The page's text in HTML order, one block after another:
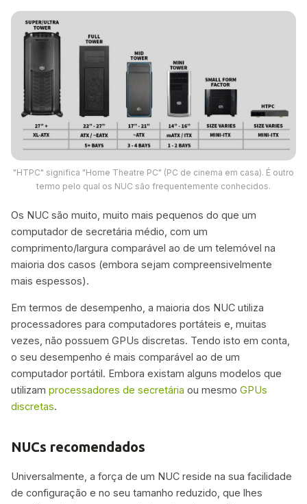
"HTPC" significa "Home Theatre PC" (PC de cinema em casa). É outro
termo pelo qual os NUC são frequentemente conhecidos.
Os NUC são muito, muito mais pequenos do que um
computador de secretária médio, com um
comprimento/largura comparável ao de um telemóvel na
maioria dos casos (embora sejam compreensivelmente
mais espessos).
Em termos de desempenho, a maioria dos NUC utiliza
processadores para computadores portáteis e, muitas
vezes, não possuem GPUs discretas. Tendo isto em conta,
o seu desempenho é mais comparável ao de um
computador portátil. Embora existam alguns modelos que
utilizam processadores de secretária ou mesmo GPUs
discretas.
NUCs recomendados
Universalmente, a força de um NUC reside na sua facilidade
de configuração e no seu tamanho reduzido, que lhes